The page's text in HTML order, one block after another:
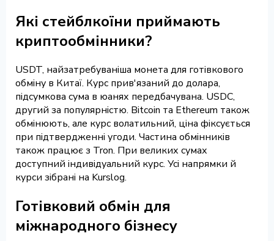
Які стейблкоїни приймають
криптообмінники?
USDT, найзатребуваніша монета для готівкового
обміну в Китаї. Курс прив'язаний до долара,
підсумкова сума в юанях передбачувана. USDC,
другий за популярністю. Bitcoin та Ethereum також
обмінюють, але курс волатильний, ціна фіксується
при підтвердженні угоди. Частина обмінників
також працює з Tron. При великих сумах
доступний індивідуальний курс. Усі напрямки й
курси зібрані на Kurslog.
Готівковий обмін для
міжнародного бізнесу